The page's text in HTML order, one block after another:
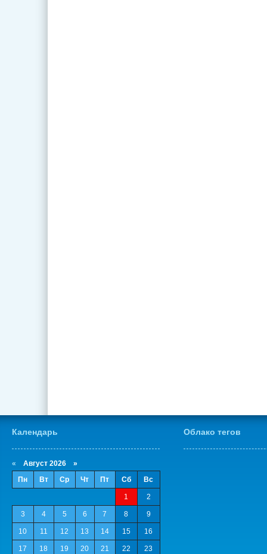
Календарь
« Август 2026 »
Пн
Вт Ср Чт Пт Сб Вс
1 2
3 4 5 6 7 8 9
10 11 12 13 14 15 16
17 18 19 20 21 22 23
Облако тегов